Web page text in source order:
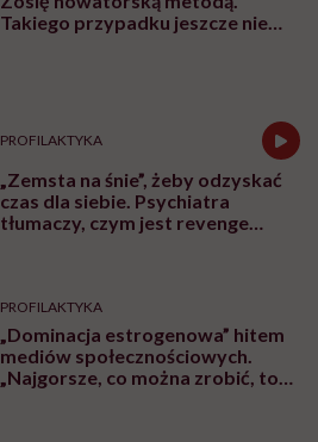
Takiego przypadku jeszcze nie
PROFILAKTYKA
„Zemsta na śnie”, żeby odzyskać
czas dla siebie. Psychiatra
tłumaczy, czym jest revenge
PROFILAKTYKA
„Dominacja estrogenowa” hitem
mediów społecznościowych.
„Najgorsze, co można zrobić, to